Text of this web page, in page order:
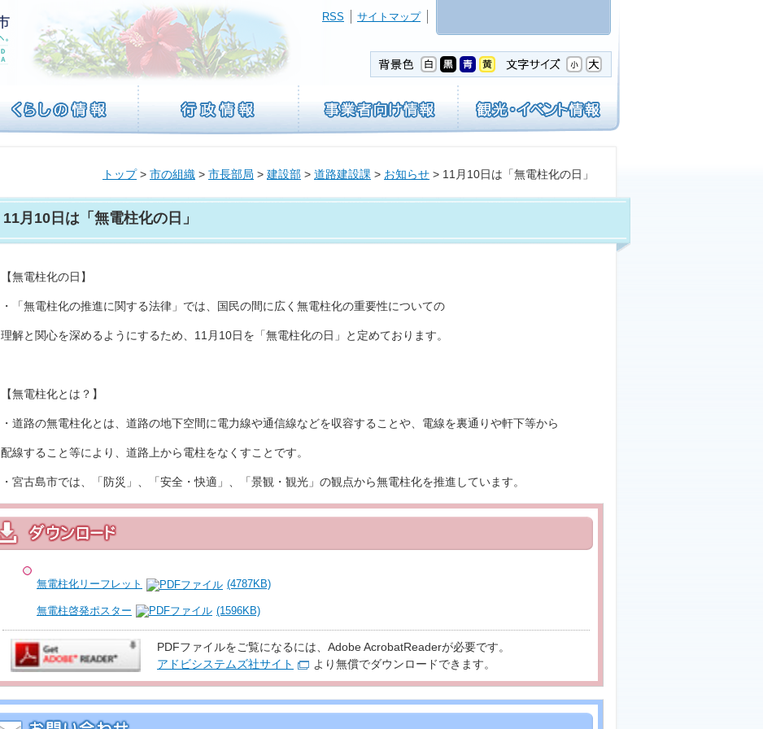
サイトマップ
RSS
トップ> 市の組織 > 市長部局 > 建設部 > 道路建設課 > お知らせ > 11月10日は「無電柱化の日」
11月10日は「無電柱化の日」
【無電柱化の日】
・「無電柱化の推進に関する法律」では、国民の間に広く無電柱化の重要性についての
理解と関心を深めるようにするため、11月10日を「無電柱化の日」と定めております。
【無電柱化とは？】
・道路の無電柱化とは、道路の地下空間に電力線や通信線などを収容することや、電線を裏通りや軒下等から
配線すること等により、道路上から電柱をなくすことです。
・宮古島市では、「防災」、「安全・快適」、「景観・観光」の観点から無電柱化を推進しています。
無電柱化リーフレット (4787KB)
無電柱啓発ポスター (1596KB)
PDFファイルをご覧になるには、Adobe AcrobatReaderが必要です。
アドビシステムズ社サイト
より無償でダウンロードできます。